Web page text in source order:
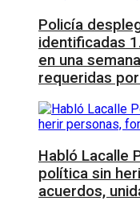
Policía
identificadas
en una
requeridas
Habló Lacalle
política sin
acuerdos,